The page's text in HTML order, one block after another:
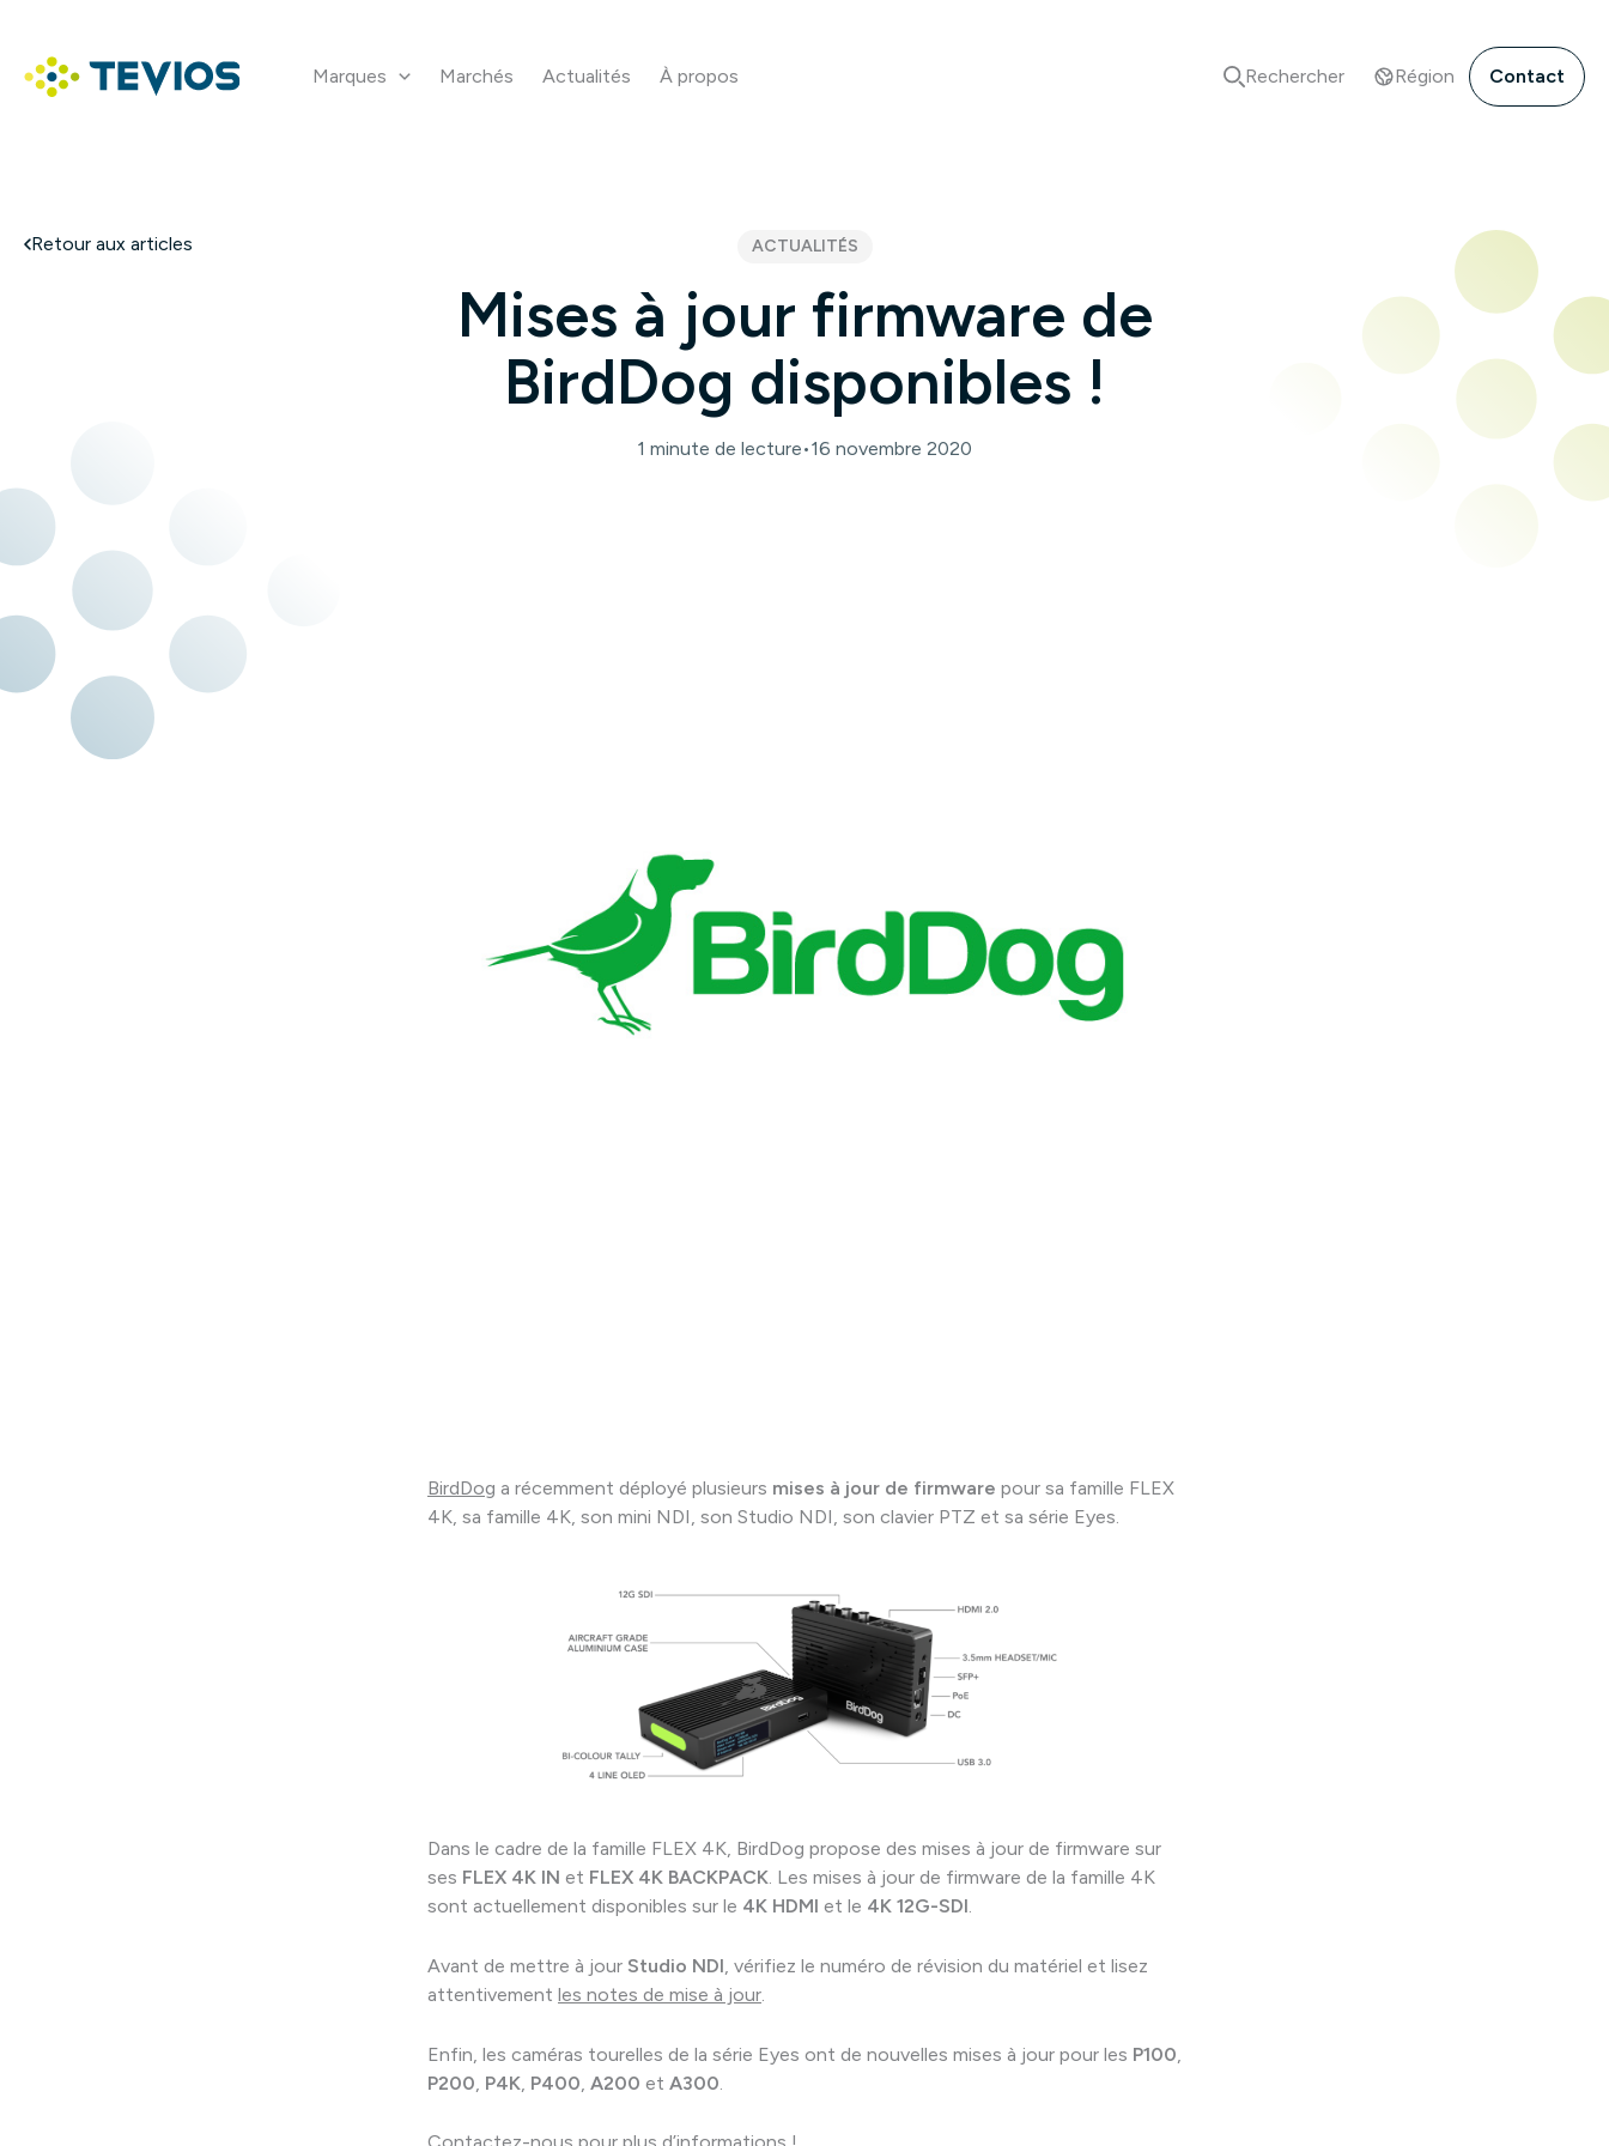
contenu
Marques Marchés Actualités À propos Rechercher Région Contact
Mises à jour firmware de
BirdDog disponibles !
Retour aux articles ACTUALITÉS
1 minute de lecture•16 novembre 2020
BirdDog a récemment déployé plusieurs mises à jour de firmware pour sa famille FLEX
4K, sa famille 4K, son mini NDI, son Studio NDI, son clavier PTZ et sa série Eyes.
Dans le cadre de la famille FLEX 4K, BirdDog propose des mises à jour de firmware sur
ses FLEX 4K IN et FLEX 4K BACKPACK. Les mises à jour de firmware de la famille 4K
sont actuellement disponibles sur le 4K HDMI et le 4K 12G-SDI.
Avant de mettre à jour Studio NDI, vérifiez le numéro de révision du matériel et lisez
attentivement les notes de mise à jour.
Enfin, les caméras tourelles de la série Eyes ont de nouvelles mises à jour pour les P100
P200 P4K P400 A200 et A300